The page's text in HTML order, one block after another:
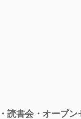
読書会・オープン